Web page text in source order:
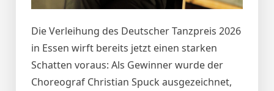
Die Verleihung des Deutscher Tanzpreis 2026
in Essen wirft bereits jetzt einen starken
Schatten voraus: Als Gewinner wurde der
Choreograf Christian Spuck ausgezeichnet,